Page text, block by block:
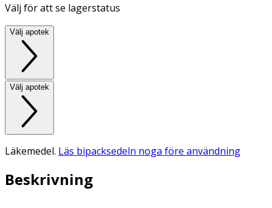
Välj för att se lagerstatus
Välj apotek
Välj apotek
Läkemedel. Läs bipacksedeln noga före användning
Beskrivning